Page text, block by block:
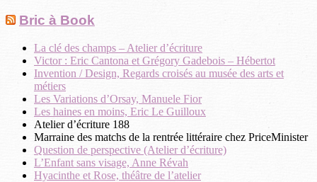
Bric à Book
La clé des champs – Atelier d’écriture
Victor : Eric Cantona et Grégory Gadebois – Hébertot
Invention / Design, Regards croisés au musée des arts et
métiers
Les Variations d’Orsay, Manuele Fior
Les haines en moins, Eric Le Guilloux
Atelier d’écriture 188
Marraine des matchs de la rentrée littéraire chez PriceMinister
Question de perspective (Atelier d’écriture)
L’Enfant sans visage, Anne Révah
Hyacinthe et Rose, théâtre de l’atelier